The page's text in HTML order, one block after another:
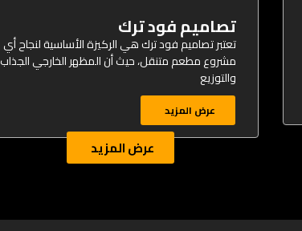
تصاميم فود ترك
تعتبر تصاميم فود ترك هي الركيزة الأساسية لنجاح أي
مشروع مطعم متنقل، حيث أن المظهر الخارجي الجذاب
والتوزيع
عرض المزيد
عرض المزيد